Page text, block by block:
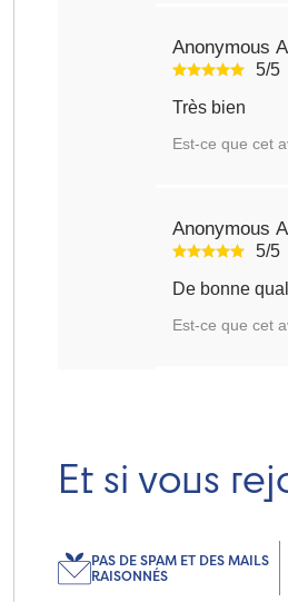
Anonymous
5/5
Très bien
Est-ce que cet
Anonymous
5/5
De bonne
Est-ce que cet
Et si vous
PAS DE SPAM ET DES MAILS
RAISONNÉS